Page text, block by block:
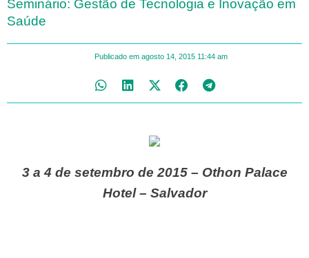
Seminário: Gestão de Tecnologia e Inovação em
Saúde
Publicado em agosto 14, 2015 11:44 am
3 a 4 de setembro de 2015 – Othon Palace
Hotel – Salvador